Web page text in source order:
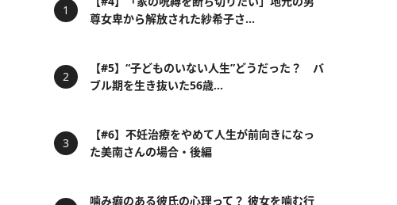
尊女卑から解放された紗希子さ...
【#5】“子どものいない人生”どうだった？ バ
ブル期を生き抜いた56歳...
【#6】不妊治療をやめて人生が前向きになっ
た美南さんの場合・後編
噛み癖のある彼氏の心理って？ 彼女を噛む行